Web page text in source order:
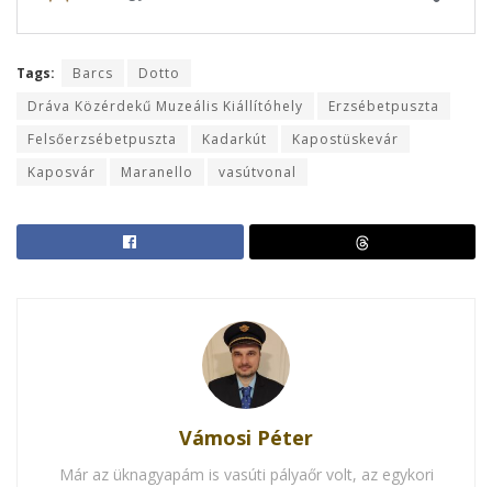
Tags: Barcs
Dotto
Dráva Közérdekű Muzeális Kiállítóhely
Erzsébetpuszta
Felsőerzsébetpuszta
Kadarkút
Kapostüskevár
Kaposvár
Maranello vasútvonal
Vámosi Péter
Már az üknagyapám is vasúti pályaőr volt, az egykori